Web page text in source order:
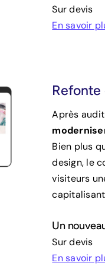
Sur devis
En savoir
Refonte
Après
Bien plus
design, le
visiteurs
Un
Sur devis
En savoir